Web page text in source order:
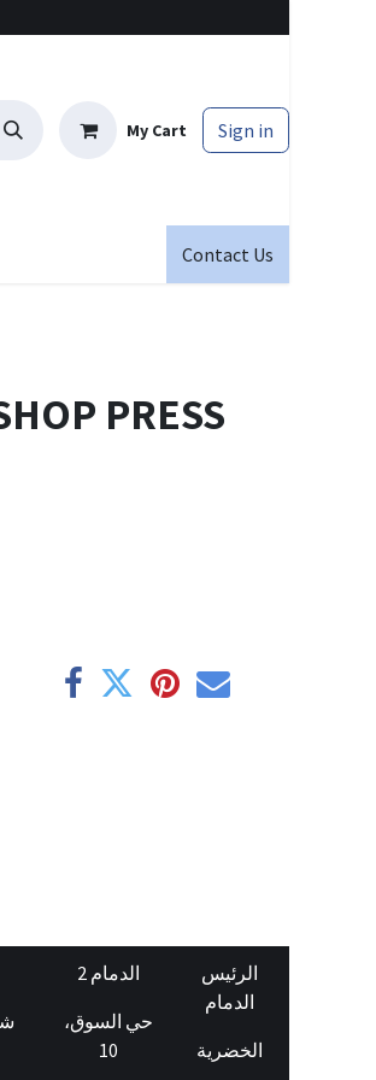
My Cart Sign in
Contact Us
PRESS
الرئيس
الدمام
الخضرية
الدمام 2
حي السوق،
10